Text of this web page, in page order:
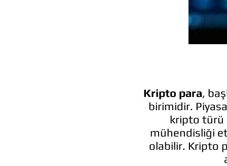
Kripto para,
birimidir.
kripto türü
mühendisliği
olabilir. Kripto